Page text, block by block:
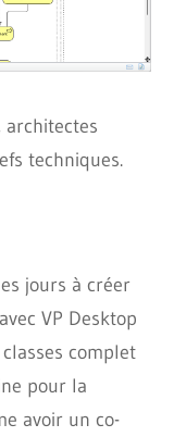
techniques.
jours à créer
VP Desktop
complet
pour la
avoir un co-